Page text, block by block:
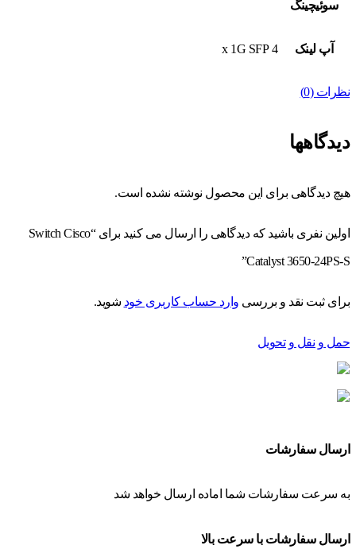
سوئیچینگ
آپ لینک 4 x 1G SFP
نظرات (0)
دیدگاهها
هیچ دیدگاهی برای این محصول نوشته نشده است.
اولین نفری باشید که دیدگاهی را ارسال می کنید برای “Switch Cisco
Catalyst 3650-24PS-S”
برای ثبت نقد و بررسی وارد حساب کاربری خود شوید.
حمل و نقل و تحویل
ارسال سفارشات
به سرعت سفارشات شما اماده ارسال خواهد شد
ارسال سفارشات با سرعت بالا